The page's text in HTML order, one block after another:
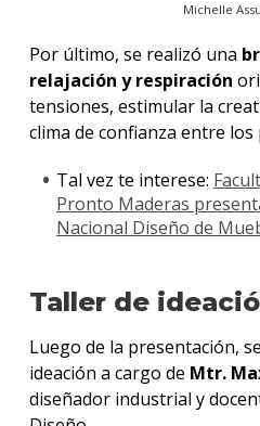
Michelle
Por último, se realizó una
relajación y respiración
tensiones, estimular la
clima de confianza entre
Tal vez te interese:
Pronto Maderas
Nacional Diseño de
Taller de
Luego de la presentación,
ideación a cargo de Mtr.
diseñador industrial y